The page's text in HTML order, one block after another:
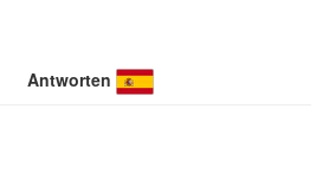
Antworten